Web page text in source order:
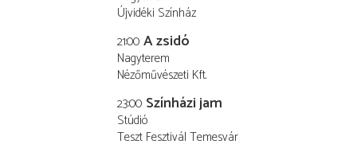
Újvidéki Színház
21:00 A zsidó
Nagyterem
Nézőművészeti Kft.
23:00 Színházi jam
Stúdió
Teszt Fesztivál Temesvár